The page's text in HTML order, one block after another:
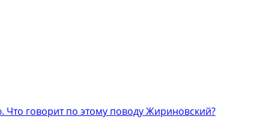
говорит по этому поводу Жириновский?